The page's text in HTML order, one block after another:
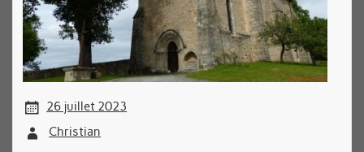
26 juillet 2023
Christian